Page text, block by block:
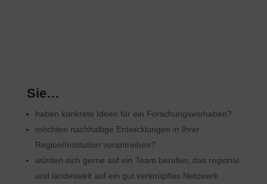
Sie…
haben konkrete Ideen für ein Forschungsvorhaben?
möchten nachhaltige Entwicklungen in Ihrer
Region/Institution vorantreiben?
würden sich gerne auf ein Team berufen, das regional
und landesweit auf ein gut verknüpftes Netzwerk